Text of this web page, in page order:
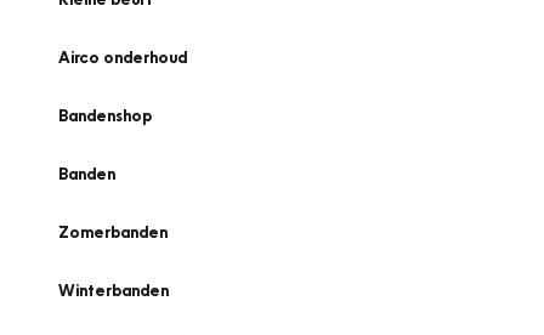
Airco onderhoud
Bandenshop
Banden
Zomerbanden
Winterbanden